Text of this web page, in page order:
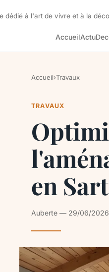
dédié à l'art de vivre et à la
AccueilActu
Accueil›Travaux
TRAVAUX
en
Auberte — 29/06/